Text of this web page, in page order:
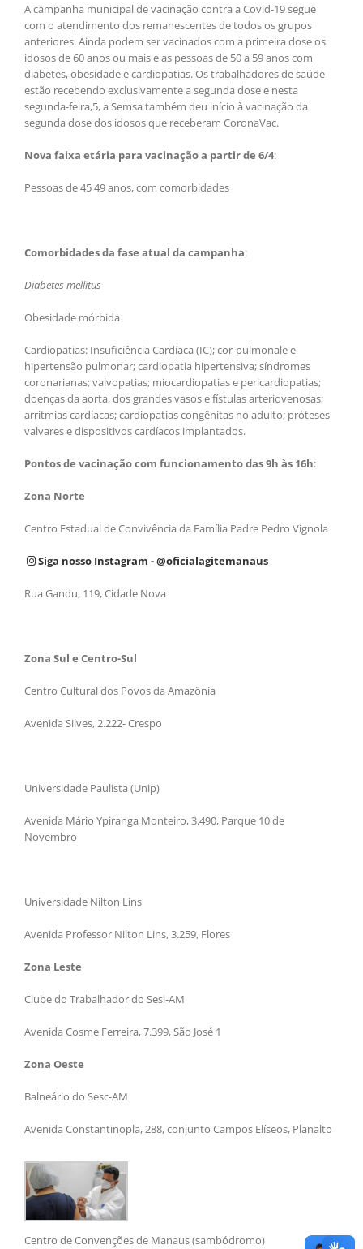
A campanha municipal de vacinação contra a Covid-19 segue
com o atendimento dos remanescentes de todos os grupos
anteriores. Ainda podem ser vacinados com a primeira dose os
idosos de 60 anos ou mais e as pessoas de 50 a 59 anos com
diabetes, obesidade e cardiopatias. Os trabalhadores de saúde
estão recebendo exclusivamente a segunda dose e nesta
segunda-feira,5, a Semsa também deu início à vacinação da
segunda dose dos idosos que receberam CoronaVac.
Nova faixa etária para vacinação a partir de 6/4:
Pessoas de 45 49 anos, com comorbidades
Comorbidades da fase atual da campanha:
Diabetes mellitus
Obesidade mórbida
Cardiopatias: Insuficiência Cardíaca (IC); cor-pulmonale e
hipertensão pulmonar; cardiopatia hipertensiva; síndromes
coronarianas; valvopatias; miocardiopatias e pericardiopatias;
doenças da aorta, dos grandes vasos e fístulas arteriovenosas;
arritmias cardíacas; cardiopatias congênitas no adulto; próteses
valvares e dispositivos cardíacos implantados.
Pontos de vacinação com funcionamento das 9h às 16h:
Zona Norte
Centro Estadual de Convivência da Família Padre Pedro Vignola
Siga nosso Instagram - @oficialagitemanaus
Rua Gandu, 119, Cidade Nova
Zona Sul e Centro-Sul
Centro Cultural dos Povos da Amazônia
Avenida Silves, 2.222- Crespo
Universidade Paulista (Unip)
Avenida Mário Ypiranga Monteiro, 3.490, Parque 10 de
Novembro
Universidade Nilton Lins
Avenida Professor Nilton Lins, 3.259, Flores
Zona Leste
Clube do Trabalhador do Sesi-AM
Avenida Cosme Ferreira, 7.399, São José 1
Zona Oeste
Balneário do Sesc-AM
Avenida Constantinopla, 288, conjunto Campos Elíseos, Planalto
Centro de Convenções de Manaus (sambódromo)